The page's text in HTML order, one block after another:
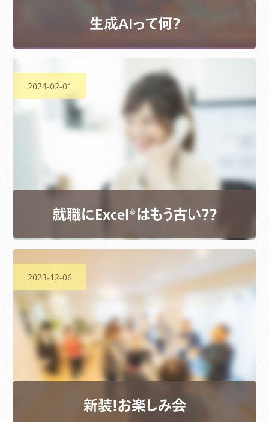
生成AIって何？
就職にExcel®はもう古い？？
2024-02-01
新装！お楽しみ会
2023-12-06